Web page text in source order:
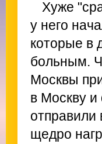
Хуже
у него
которые в
больным.
Москвы
в Москву и
отправили
щедро